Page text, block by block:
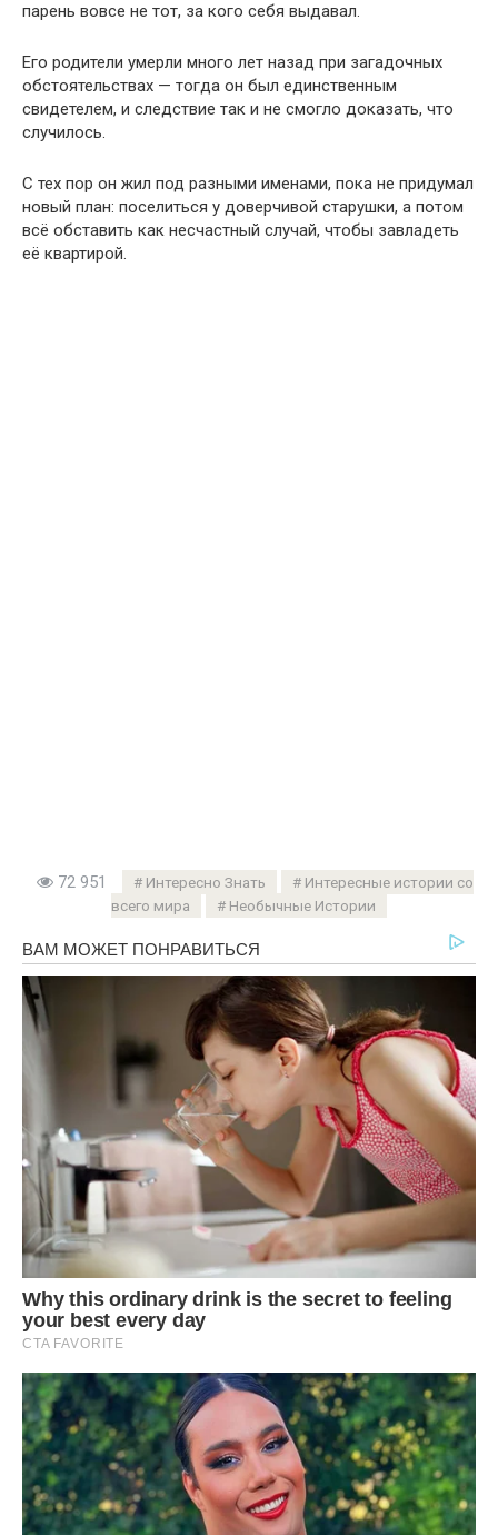
парень вовсе не тот, за кого себя выдавал.
Его родители умерли много лет назад при загадочных
обстоятельствах — тогда он был единственным
свидетелем, и следствие так и не смогло доказать, что
случилось.
С тех пор он жил под разными именами, пока не придумал
новый план: поселиться у доверчивой старушки, а потом
всё обставить как несчастный случай, чтобы завладеть
её квартирой.
72 951 Интересно Знать
Интересные истории со
всего мира
Необычные Истории